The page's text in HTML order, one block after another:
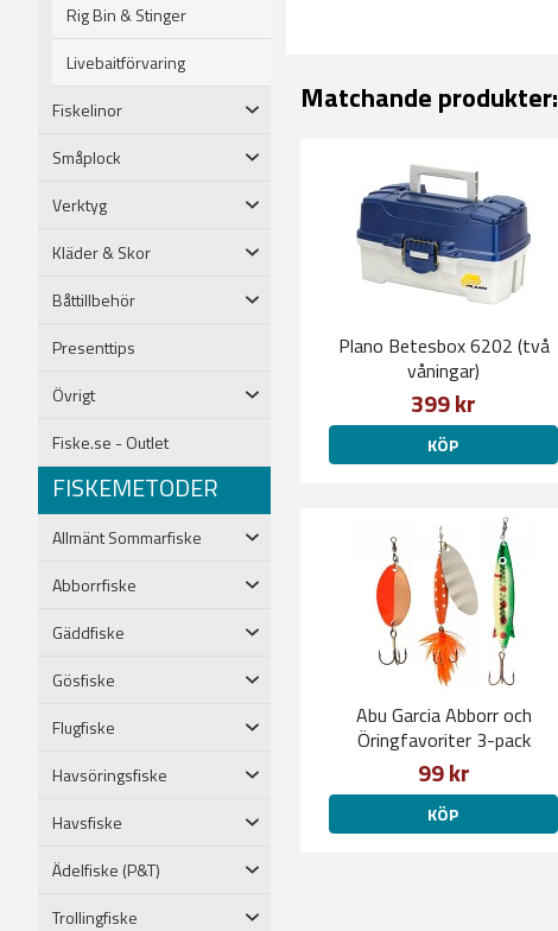
Rig Bin & Stinger
Livebaitförvaring
Fiskelinor
Småplock
Verktyg
Kläder & Skor
Båttillbehör
Presenttips
Övrigt
Fiske.se - Outlet
FISKEMETODER
Allmänt Sommarfiske
Abborrfiske
Gäddfiske
Gösfiske
Flugfiske
Havsöringsfiske
Havsfiske
Ädelfiske (P&T)
Trollingfiske
Matchande produkter:
Plano Betesbox 6202 (två
våningar)
399 kr
KÖP
Abu Garcia Abborr och
Öringfavoriter 3-pack
99 kr
KÖP